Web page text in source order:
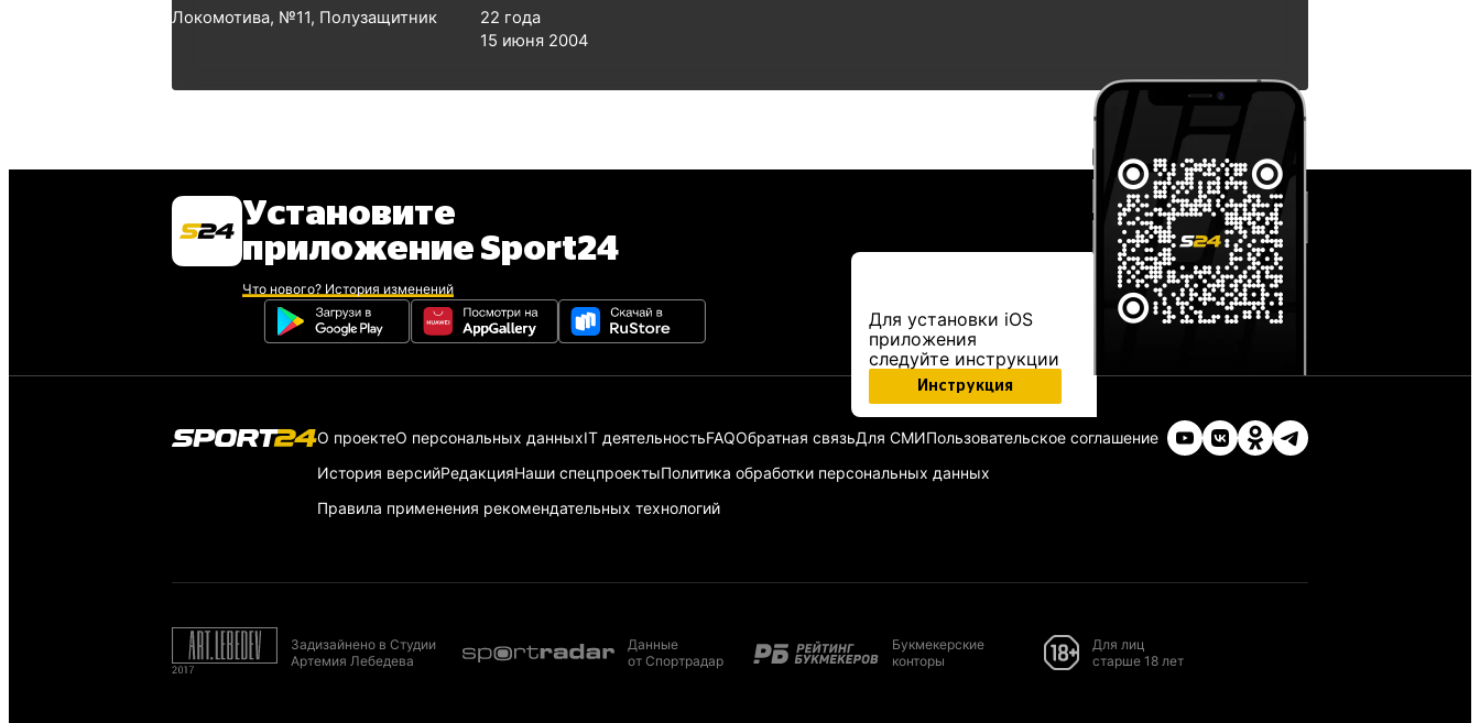
Локомотива, №11, Полузащитник 22 года
15 июня 2004
Установите
приложение Sport24
Что нового? История изменений
Для установки iOS
приложения
следуйте инструкции
Инструкция
О проектеО персональных данныхIT деятельностьFAQОбратная связьДля СМИПользовательское соглашение
История версийРедакцияНаши спецпроектыПолитика обработки персональных данных
Правила применения рекомендательных технологий
Задизайнено в Студии
Артемия Лебедева
Данные
от Спортрадар
Букмекерские
конторы
Для лиц
старше 18 лет